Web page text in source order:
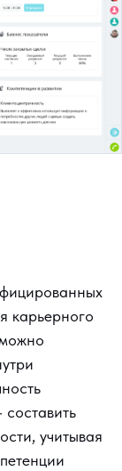
карьерного
учитывая